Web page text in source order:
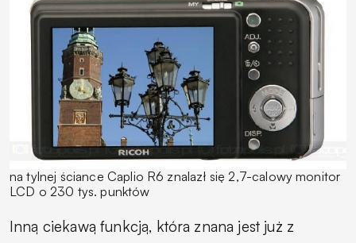
na tylnej ściance Caplio R6 znalazł się 2,7-calowy monitor
LCD o 230 tys. punktów
Inną ciekawą funkcją, która znana jest już z